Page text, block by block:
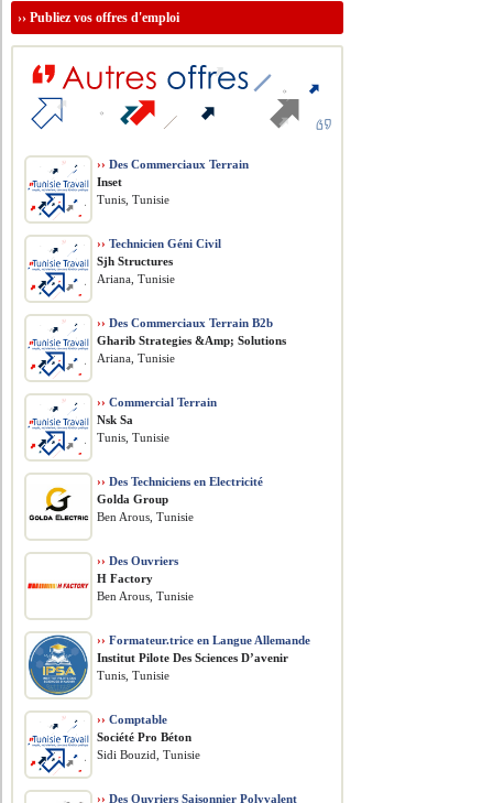
››Publiez vos offres d'emploi
›› Des Commerciaux Terrain
Inset
Tunis, Tunisie
›› Technicien Géni Civil
Sjh Structures
Ariana, Tunisie
›› Des Commerciaux Terrain B2b
Gharib Strategies &Amp; Solutions
Ariana, Tunisie
›› Commercial Terrain
Nsk Sa
Tunis, Tunisie
›› Des Techniciens en Electricité
Golda Group
Ben Arous, Tunisie
›› Des Ouvriers
H Factory
Ben Arous, Tunisie
›› Formateur.trice en Langue Allemande
Institut Pilote Des Sciences D’avenir
Tunis, Tunisie
›› Comptable
Société Pro Béton
Sidi Bouzid, Tunisie
›› Des Ouvriers Saisonnier Polyvalent